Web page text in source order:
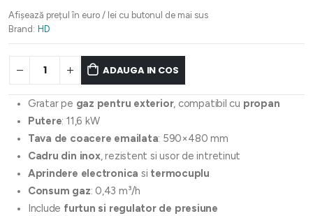
Afișează prețul în euro / lei cu butonul de mai sus
Brand: HD
ADAUGA IN COS
Gratar pe gaz pentru exterior, compatibil cu propan
Putere: 11,6 kW
Tava de coacere emailata: 590×480 mm
Cadru din inox, rezistent si usor de intretinut
Aprindere electronica si termocuplu
Consum gaz: 0,43 m³/h
Include furtun si regulator de presiune